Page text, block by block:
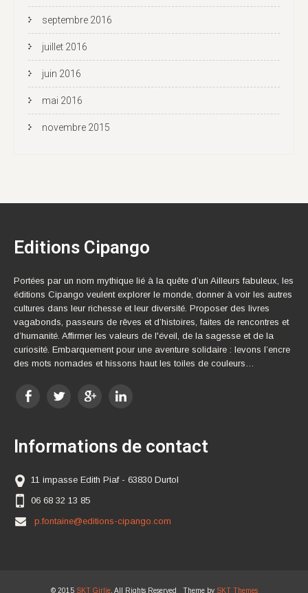
septembre 2016
juillet 2016
juin 2016
mai 2016
novembre 2015
Editions Cipango
Portées par un nom mythique lié à la quête d’un Ailleurs fabuleux, les
éditions Cipango veulent explorer le monde, donner à voir les autres
cultures dans leur richesse et leur diversité. Proposer des livres
vagabonds, passeurs de rêves et d’histoires, faites de rencontres et
d’humanité. Affirmer les valeurs de l'éveil, de la sagesse et de la
curiosité. Embarquement pour une aventure solidaire : levons l’encre
des mots nomades et hissons haut les toiles de couleurs…
Informations de contact
11 impasse Edith Piaf - 63830 Durtol
06 68 32 13 85
p.fontaine@editions-cipango.com
© 2015 SKT Girlie. All Rights Reserved Theme by SKT Themes